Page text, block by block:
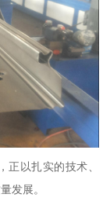
正以扎实的技术、
发展。